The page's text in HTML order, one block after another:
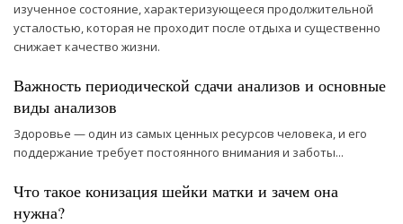
изученное состояние, характеризующееся продолжительной
усталостью, которая не проходит после отдыха и существенно
снижает качество жизни.
Важность периодической сдачи анализов и основные
виды анализов
Здоровье — один из самых ценных ресурсов человека, и его
поддержание требует постоянного внимания и заботы...
Что такое конизация шейки матки и зачем она
нужна?